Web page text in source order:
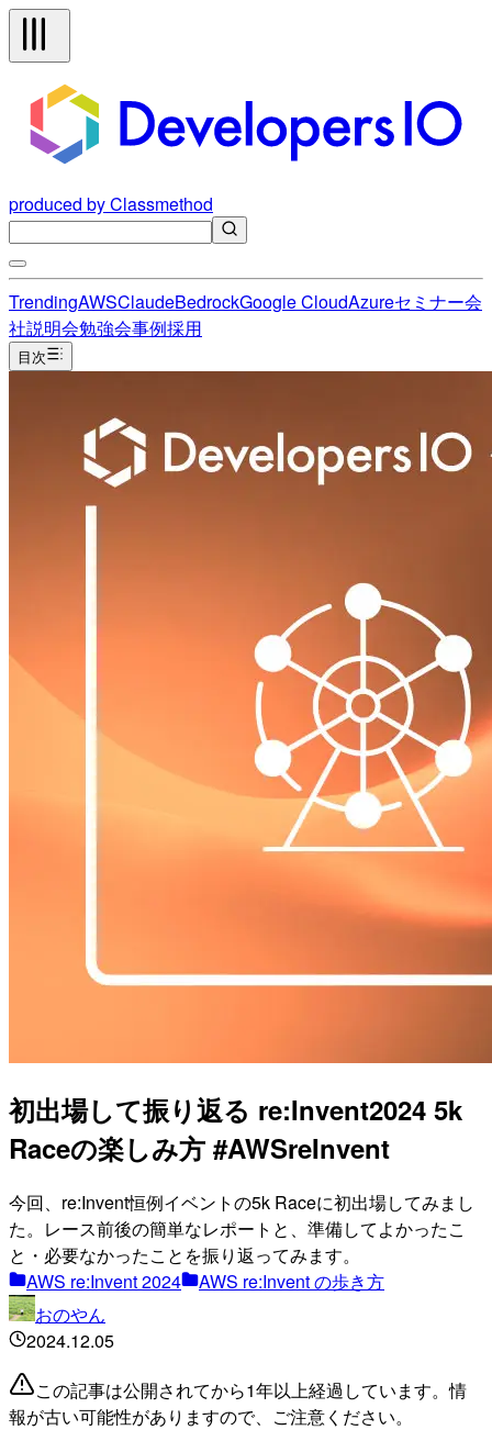
produced by Classmethod
TrendingAWSClaudeBedrockGoogle CloudAzureセミナー会
社説明会勉強会事例採用
目次
初出場して振り返る re:Invent2024 5k
Raceの楽しみ方 #AWSreInvent
今回、re:Invent恒例イベントの5k Raceに初出場してみまし
た。レース前後の簡単なレポートと、準備してよかったこ
と・必要なかったことを振り返ってみます。
AWS re:Invent 2024
AWS re:Invent の歩き方
おのやん
2024.12.05
この記事は公開されてから1年以上経過しています。情
報が古い可能性がありますので、ご注意ください。